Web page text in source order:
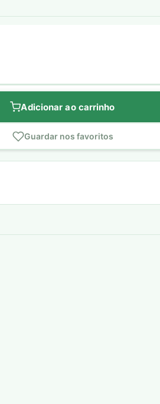
Adicionar ao carrinho
Guardar nos favoritos